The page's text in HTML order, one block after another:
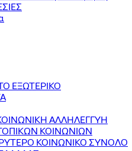
ΕΞΩΤΕΡΙΚΟ
ΑΛΛΗΛΕΓΓΥΗ
ΚΟΙΝΩΝΙΩΝ
ΚΟΙΝΩΝΙΚΟ ΣΥΝΟΛΟ